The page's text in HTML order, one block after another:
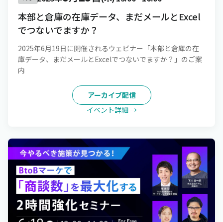
本部と倉庫の在庫データ、まだメールとExcel
でつないでますか？
2025年6月19日に開催されるウェビナー「本部と倉庫の在
庫データ、まだメールとExcelでつないでますか？」のご案
内
アーカイブ配信
イベント詳細 →